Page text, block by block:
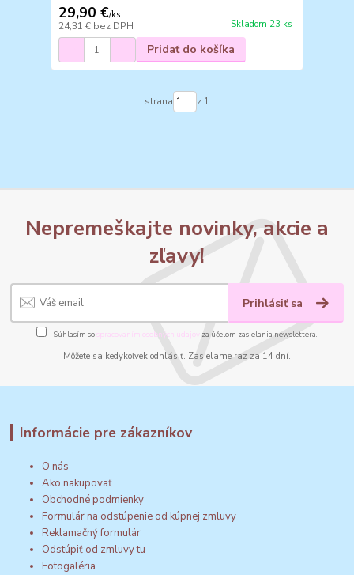
29,90 €/ks
24,31 € bez DPH Skladom 23 ks
Pridať do košíka
strana z 1
Nepremeškajte novinky, akcie a
zľavy!
Prihlásiť sa
Súhlasím sospracovaním osobných údajov za účelom zasielania newslettera.
Môžete sa kedykoľvek odhlásiť. Zasielame raz za 14 dní.
Informácie pre zákazníkov
O nás
Ako nakupovať
Obchodné podmienky
Formulár na odstúpenie od kúpnej zmluvy
Reklamačný formulár
Odstúpiť od zmluvy tu
Fotogaléria